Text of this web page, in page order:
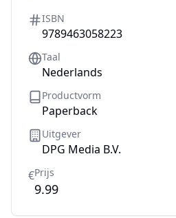
ISBN
9789463058223
Taal
Nederlands
Productvorm
Paperback
Uitgever
DPG Media B.V.
€Prijs
9.99